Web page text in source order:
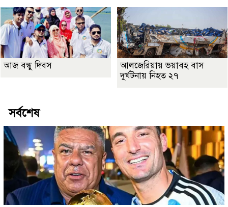
আজ বন্ধু দিবস
আলজেরিয়ায় ভয়াবহ বাস
দুর্ঘটনায় নিহত ২৭
সর্বশেষ